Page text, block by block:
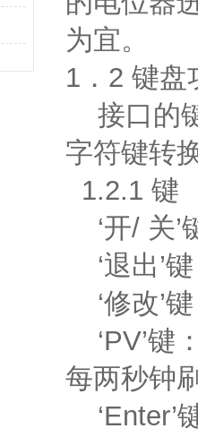
为宜。
1．2 键盘
接口的
字符键转
1.2.1 键
‘开/ 关’
‘退出’
‘修改’
‘PV’键
每两秒钟
‘Enter’